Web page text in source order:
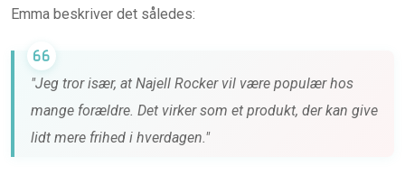
Emma beskriver det således:
"Jeg tror især, at Najell Rocker vil være populær hos
mange forældre. Det virker som et produkt, der kan give
lidt mere frihed i hverdagen."